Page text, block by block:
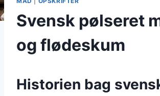
Svensk pølseret
og flødeskum
Historien bag